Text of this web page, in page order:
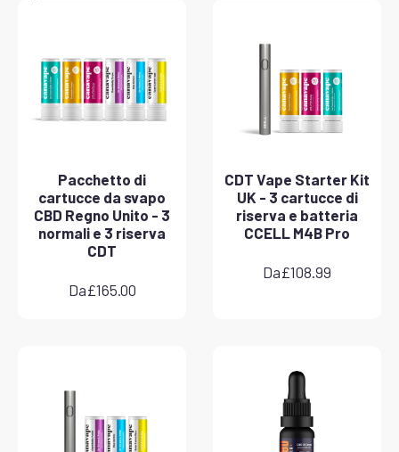
Pacchetto di
cartucce da svapo
CBD Regno Unito - 3
normali e 3 riserva
CDT
Da£165.00
CDT Vape Starter Kit
UK - 3 cartucce di
riserva e batteria
CCELL M4B Pro
Da£108.99